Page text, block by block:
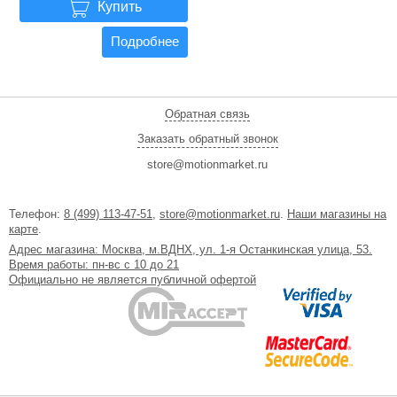
314900 рублей
 Купить
Подробнее
Обратная связь
Заказать обратный звонок
store@motionmarket.ru
Телефон: 8 (499) 113-47-51, store@motionmarket.ru. Наши магазины на
карте.
Адрес магазина: Москва, м.ВДНХ, ул. 1-я Останкинская улица, 53.
Время работы: пн-вс с 10 до 21
Официально не является публичной офертой